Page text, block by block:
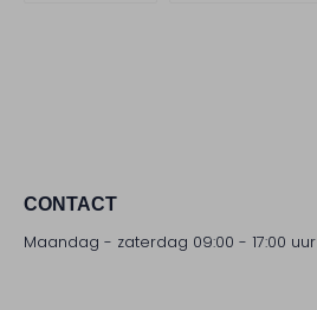
CONTACT
Maandag - zaterdag 09:00 - 17:00 uur